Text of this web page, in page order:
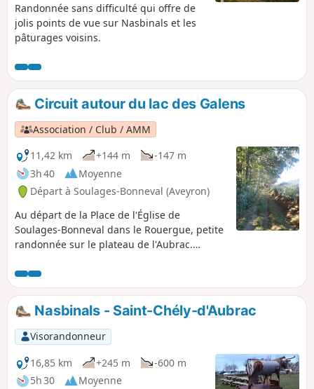
Randonnée sans difficulté qui offre de
jolis points de vue sur Nasbinals et les
pâturages voisins.
Circuit autour du lac des Galens
Association / Club / AMM
11,42 km
+144 m
-147 m
3h 40
Moyenne
Départ à Soulages-Bonneval (Aveyron)
Au départ de la Place de l'Église de
Soulages-Bonneval dans le Rouergue, petite
randonnée sur le plateau de l'Aubrac.
suivre les bords du lac.
Nasbinals - Saint-Chély-d'Aubrac
Visorandonneur
16,85 km
+245 m
-600 m
5h 30
Moyenne